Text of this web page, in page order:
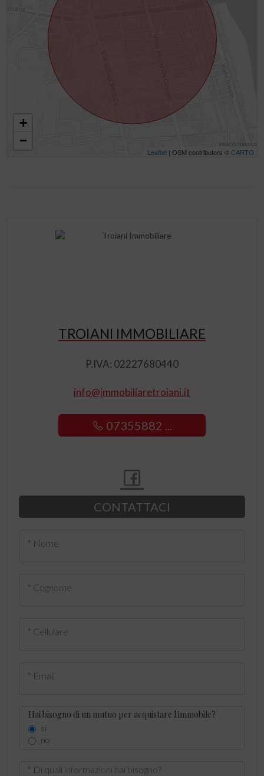
+
−
Leaflet| OSM contributors ©CARTO
TROIANI IMMOBILIARE
P.IVA: 02227680440
info@immobiliaretroiani.it
07355882 ...
CONTATTACI
* Nome
* Cognome
* Cellulare
* Email
Hai bisogno di un mutuo per acquistare l'immobile?
si
no
* Di quali informazioni hai bisogno?